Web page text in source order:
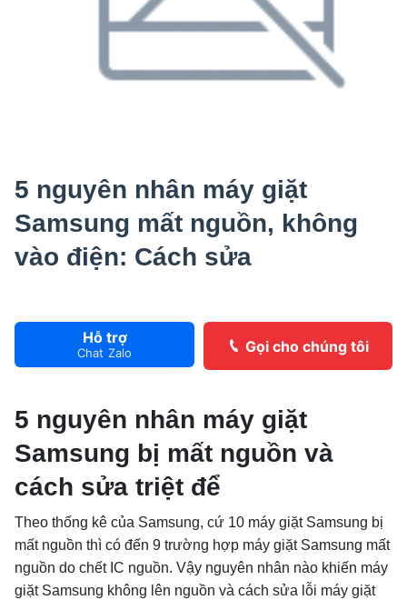
5 nguyên nhân máy giặt
Samsung mất nguồn, không
vào điện: Cách sửa
Gọi cho chúng tôi
Hỗ trợ
Chat Zalo
5 nguyên nhân máy giặt
Samsung bị mất nguồn và
cách sửa triệt để
Theo thống kê của Samsung, cứ 10 máy giặt Samsung bị
mất nguồn thì có đến 9 trường hợp máy giặt Samsung mất
nguồn do chết IC nguồn. Vậy nguyên nhân nào khiến máy
giặt Samsung không lên nguồn và cách sửa lỗi máy giặt